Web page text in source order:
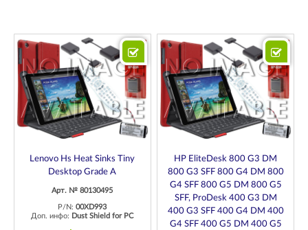
Lenovo Hs Heat Sinks Tiny
Desktop Grade A
Арт. № 80130495
P/N:00XD993
Доп. инфо: Dust Shield for PC
HP EliteDesk 800 G3 DM
800 G3 SFF 800 G4 DM 800
G4 SFF 800 G5 DM 800 G5
SFF, ProDesk 400 G3 DM
400 G3 SFF 400 G4 DM 400
G4 SFF 400 G5 DM 400 G5